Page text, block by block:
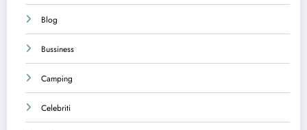
Blog
Bussiness
Camping
Celebriti